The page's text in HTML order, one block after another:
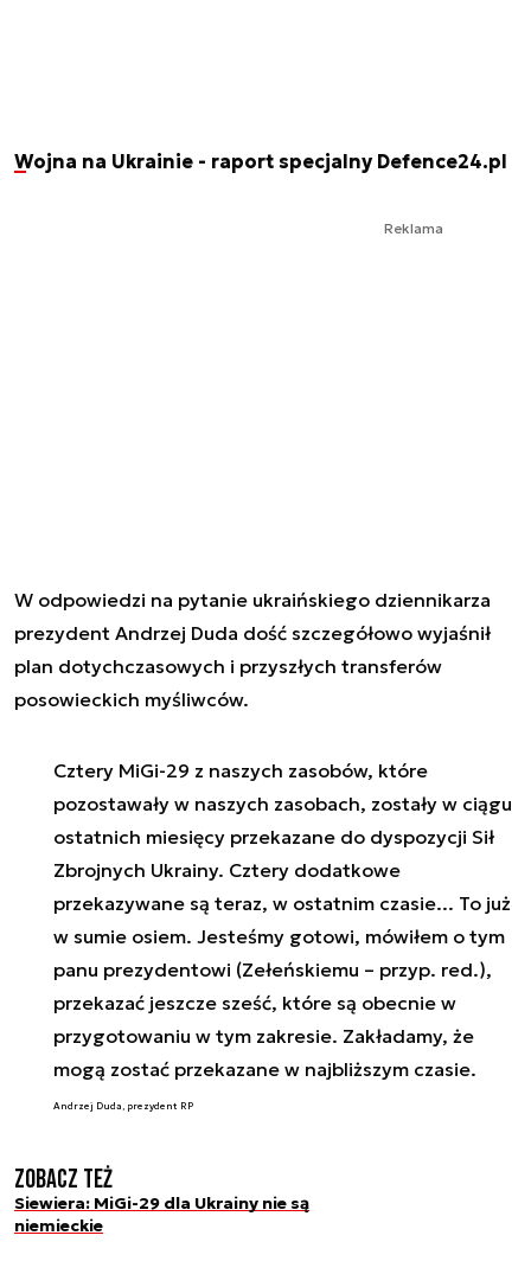
Wojna na Ukrainie - raport specjalny Defence24.pl
Reklama
W odpowiedzi na pytanie ukraińskiego dziennikarza
prezydent Andrzej Duda dość szczegółowo wyjaśnił
plan dotychczasowych i przyszłych transferów
posowieckich myśliwców.
Cztery MiGi-29 z naszych zasobów, które
pozostawały w naszych zasobach, zostały w ciągu
ostatnich miesięcy przekazane do dyspozycji Sił
Zbrojnych Ukrainy. Cztery dodatkowe
przekazywane są teraz, w ostatnim czasie... To już
w sumie osiem. Jesteśmy gotowi, mówiłem o tym
panu prezydentowi (Zełeńskiemu – przyp. red.),
przekazać jeszcze sześć, które są obecnie w
przygotowaniu w tym zakresie. Zakładamy, że
mogą zostać przekazane w najbliższym czasie.
Andrzej Duda, prezydent RP
Zobacz też
Siewiera: MiGi-29 dla Ukrainy nie są
niemieckie